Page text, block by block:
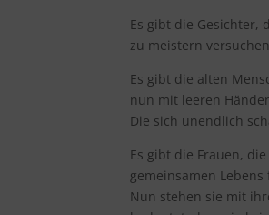
Es gibt die Gesichter,
zu meistern
Es gibt die alten
nun mit leeren
Die sich unendlich
Es gibt die Frauen,
gemeinsamen
Nun stehen sie mit